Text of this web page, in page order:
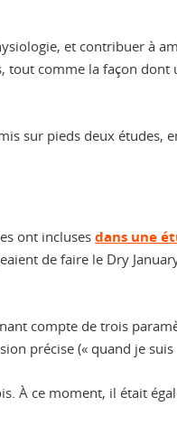
et contribuer à
tout comme la façon dont
sur pieds deux études,
ont inclusesdans une
de faire le Dry
compte de trois
précise (« quand je suis
À ce moment, il était